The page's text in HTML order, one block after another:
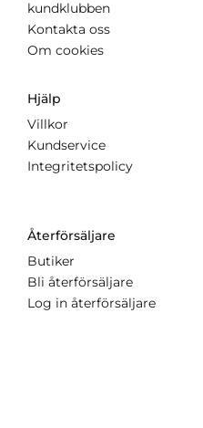
kundklubben
Kontakta oss
Om cookies
Hjälp
Villkor
Kundservice
Integritetspolicy
Återförsäljare
Butiker
Bli återförsäljare
Log in återförsäljare